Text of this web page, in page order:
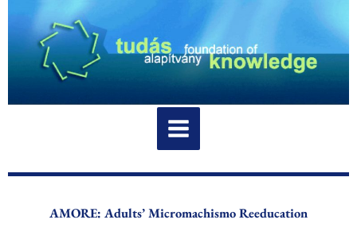
contenido
AMORE: Adults’ Micromachismo Reeducation